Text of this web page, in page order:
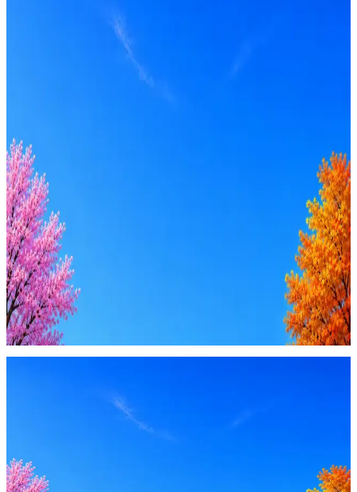
Оффер быстрее с Эйч
Будьте осторожны: если работодатель просит войти через
Google, iCloud или Госуслуги, прислать код или пароль,
запустить ПО или перевести деньги — это мошенники.
Жмите Пожаловаться
Стратегия поиска с AI: рынки, позиции, вилка, каналы